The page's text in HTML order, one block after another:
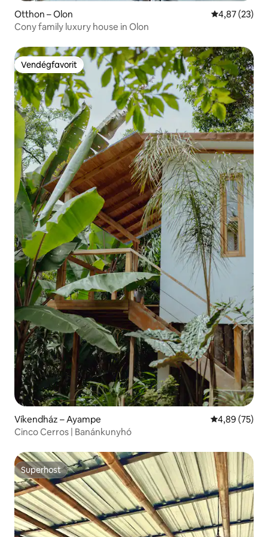
Otthon – Olon Átlagos
4,87 (23)
Cony family luxury house in Olon
Vendégfavorit
Vendégfavorit
Víkendház – Ayampe Átlagos
4,89 (75)
Cinco Cerros | Banánkunyhó
Superhost
Superhost